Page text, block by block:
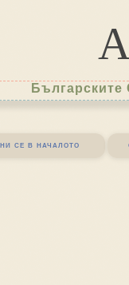
се в началото